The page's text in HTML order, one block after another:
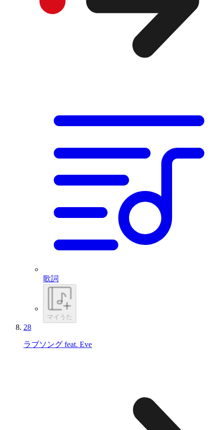
歌詞
マイうた
28
ラブソング feat. Eve